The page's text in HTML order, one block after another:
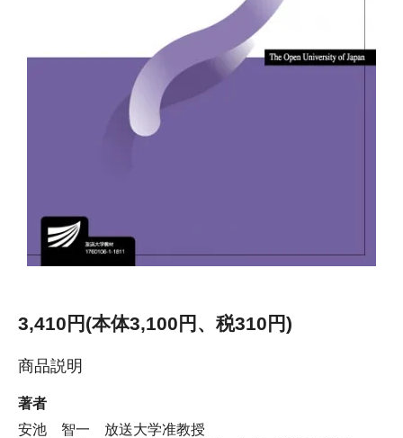
3,410円(本体3,100円、税310円)
商品説明
著者
安池 智一 放送大学准教授